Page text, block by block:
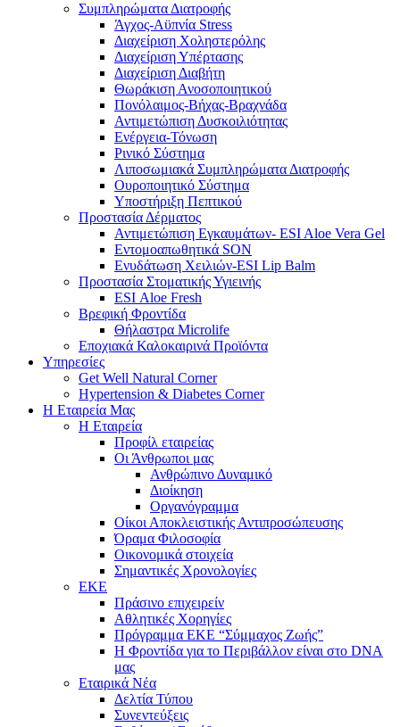
Συμπληρώματα Διατροφής
Άγχος-Αϋπνία Stress
Διαχείριση Χοληστερόλης
Διαχείριση Υπέρτασης
Διαχείριση Διαβήτη
Θωράκιση Ανοσοποιητικού
Πονόλαιμος-Βήχας-Βραχνάδα
Αντιμετώπιση Δυσκοιλιότητας
Eνέργεια-Τόνωση
Ρινικό Σύστημα
Λιποσωμιακά Συμπληρώματα Διατροφής
Ουροποιητικό Σύστημα
Υποστήριξη Πεπτικού
Προστασία Δέρματος
Αντιμετώπιση Εγκαυμάτων- ESI Aloe Vera Gel
Εντομοαπωθητικά SON
Ενυδάτωση Χειλιών-ESI Lip Balm
Προστασία Στοματικής Υγιεινής
ESI Αloe Fresh
Βρεφική Φροντίδα
Θήλαστρα Microlife
Εποχιακά Καλοκαιρινά Προϊόντα
Υπηρεσίες
Get Well Natural Corner
Hypertension & Diabetes Corner
Η Εταιρεία Μας
Η Εταιρεία
Προφίλ εταιρείας
Οι Άνθρωποι μας
Ανθρώπινο Δυναμικό
Διοίκηση
Οργανόγραμμα
Οίκοι Αποκλειστικής Αντιπροσώπευσης
Όραμα Φιλοσοφία
Οικονομικά στοιχεία
Σημαντικές Χρονολογίες
ΕΚΕ
Πράσινο επιχειρείν
Αθλητικές Χορηγίες
Πρόγραμμα ΕΚΕ “Σύμμαχος Ζωής”
Η Φροντίδα για το Περιβάλλον είναι στο DNA
μας
Εταιρικά Νέα
Δελτία Τύπου
Συνεντεύξεις